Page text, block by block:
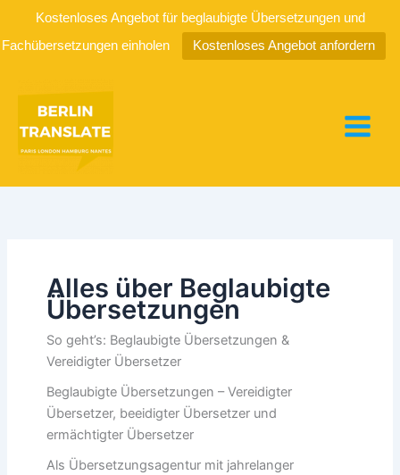
Kostenloses Angebot für beglaubigte Übersetzungen und
Fachübersetzungen einholen
Kostenloses Angebot anfordern
springen
Alles über Beglaubigte
Übersetzungen
So geht’s: Beglaubigte Übersetzungen &
Vereidigter Übersetzer
Beglaubigte Übersetzungen – Vereidigter
Übersetzer, beeidigter Übersetzer und
ermächtigter Übersetzer
Als Übersetzungsagentur mit jahrelanger